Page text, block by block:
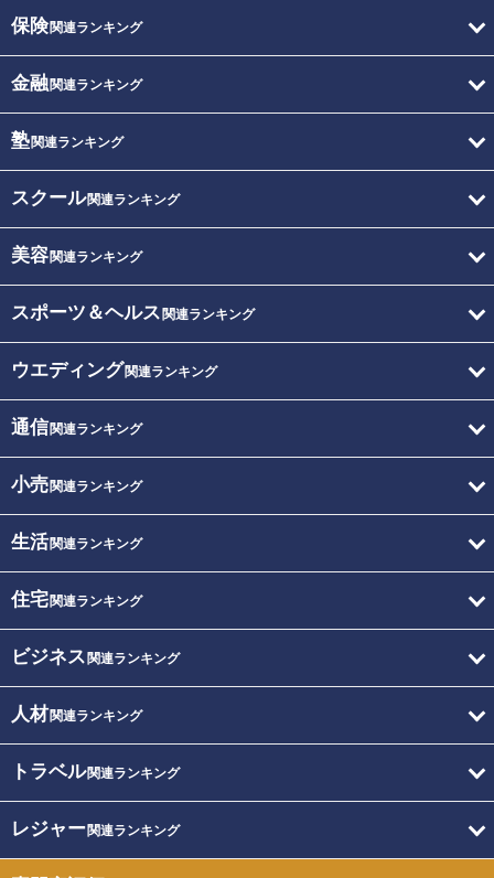
保険関連ランキング
金融関連ランキング
塾関連ランキング
スクール関連ランキング
美容関連ランキング
スポーツ＆ヘルス 関連ランキング
ウエディング関連ランキング
通信関連ランキング
小売関連ランキング
生活関連ランキング
住宅関連ランキング
ビジネス 関連ランキング
人材関連ランキング
トラベル関連ランキング
レジャー関連ランキング